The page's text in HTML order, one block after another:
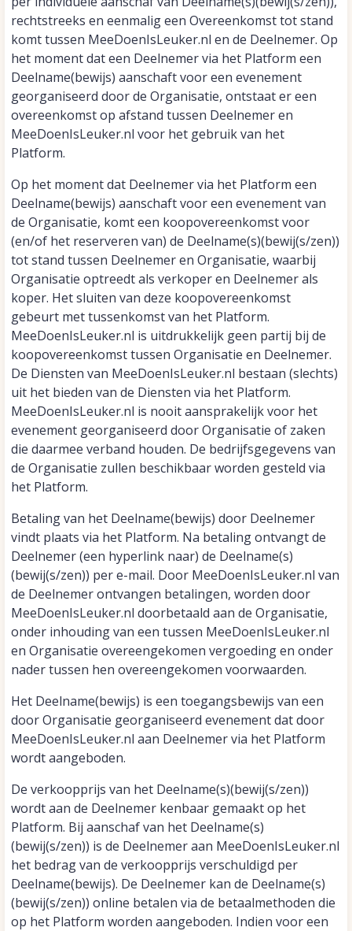
rechtstreeks en eenmalig een Overeenkomst tot stand
komt tussen MeeDoenIsLeuker.nl en de Deelnemer. Op
het moment dat een Deelnemer via het Platform een
Deelname(bewijs) aanschaft voor een evenement
georganiseerd door de Organisatie, ontstaat er een
overeenkomst op afstand tussen Deelnemer en
MeeDoenIsLeuker.nl voor het gebruik van het
Platform.
Op het moment dat Deelnemer via het Platform een
Deelname(bewijs) aanschaft voor een evenement van
de Organisatie, komt een koopovereenkomst voor
(en/of het reserveren van) de Deelname(s)(bewij(s/zen))
tot stand tussen Deelnemer en Organisatie, waarbij
Organisatie optreedt als verkoper en Deelnemer als
koper. Het sluiten van deze koopovereenkomst
gebeurt met tussenkomst van het Platform.
MeeDoenIsLeuker.nl is uitdrukkelijk geen partij bij de
koopovereenkomst tussen Organisatie en Deelnemer.
De Diensten van MeeDoenIsLeuker.nl bestaan (slechts)
uit het bieden van de Diensten via het Platform.
MeeDoenIsLeuker.nl is nooit aansprakelijk voor het
evenement georganiseerd door Organisatie of zaken
die daarmee verband houden. De bedrijfsgegevens van
de Organisatie zullen beschikbaar worden gesteld via
het Platform.
Betaling van het Deelname(bewijs) door Deelnemer
vindt plaats via het Platform. Na betaling ontvangt de
Deelnemer (een hyperlink naar) de Deelname(s)
(bewij(s/zen)) per e-mail. Door MeeDoenIsLeuker.nl van
de Deelnemer ontvangen betalingen, worden door
MeeDoenIsLeuker.nl doorbetaald aan de Organisatie,
onder inhouding van een tussen MeeDoenIsLeuker.nl
en Organisatie overeengekomen vergoeding en onder
nader tussen hen overeengekomen voorwaarden.
Het Deelname(bewijs) is een toegangsbewijs van een
door Organisatie georganiseerd evenement dat door
MeeDoenIsLeuker.nl aan Deelnemer via het Platform
wordt aangeboden.
De verkoopprijs van het Deelname(s)(bewij(s/zen))
wordt aan de Deelnemer kenbaar gemaakt op het
Platform. Bij aanschaf van het Deelname(s)
(bewij(s/zen)) is de Deelnemer aan MeeDoenIsLeuker.nl
het bedrag van de verkoopprijs verschuldigd per
Deelname(bewijs). De Deelnemer kan de Deelname(s)
(bewij(s/zen)) online betalen via de betaalmethoden die
op het Platform worden aangeboden. Indien voor een